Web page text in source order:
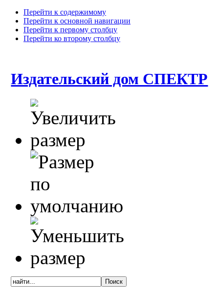
Перейти к содержимому
Перейти к основной навигации
Перейти к первому столбцу
Перейти ко второму столбцу
Издательский дом СПЕКТР